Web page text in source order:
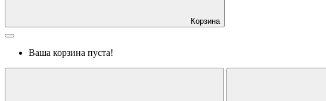
Корзина
Ваша корзина пуста!